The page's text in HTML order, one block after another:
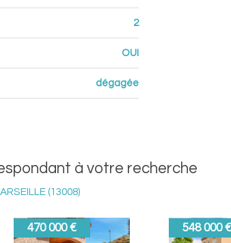
2
OUI
dégagée
à votre recherche
(13008)
589 000 € 525 000 €